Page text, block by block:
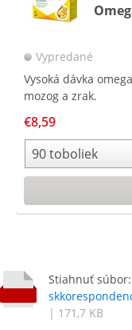
Vypredané
Vysoká dávka
mozog a zrak.
€8,59
Stiahnuť súbor:
| 171,7 KB